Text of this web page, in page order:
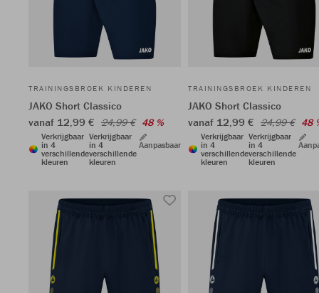
TRAININGSBROEK KINDEREN
JAKO Short Classico
vanaf 12,99 € 24,99 € 48 %
Verkrijgbaar
in 4
verschillende
kleuren
Verkrijgbaar
in 4
verschillende
kleuren
Aanpasbaar
TRAININGSBROEK KINDEREN
JAKO Short Classico
vanaf 12,99 € 24,99 € 48
Verkrijgbaar
in 4
verschillende
kleuren
Verkrijgbaar
in 4
verschillende
kleuren